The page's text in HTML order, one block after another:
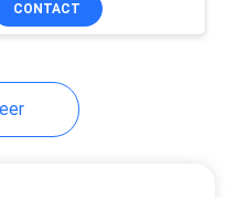
de
CONTACT